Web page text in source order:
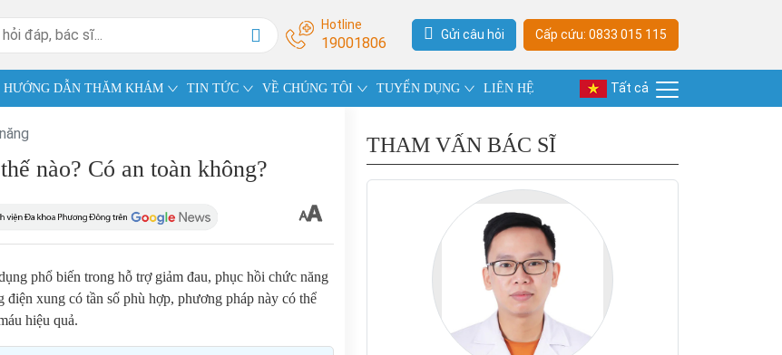
Hotline
19001806 Gửi câu hỏi Cấp cứu: 0833 015 115
HƯỚNG DẪN THĂM KHÁM TIN TỨC VỀ CHÚNG TÔI TUYỂN DỤNG LIÊN HỆ Tất cả
nào? Có an toàn không?
phổ biến trong hỗ trợ giảm đau, phục hồi chức năng
xung có tần số phù hợp, phương pháp này có thể
hiệu quả.
THAM VẤN BÁC SĨ